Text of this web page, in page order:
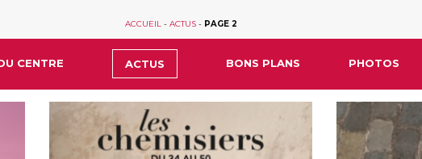
ACCUEIL- ACTUS- PAGE 2
CENTRE ACTUS BONS PLANS PHOTOS